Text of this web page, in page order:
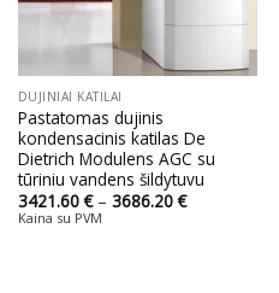
DUJINIAI KATILAI
Pastatomas dujinis
kondensacinis katilas De
Dietrich Modulens AGC su
tūriniu vandens šildytuvu
3421.60€ – 3686.20€Price
range:
Kaina su PVM